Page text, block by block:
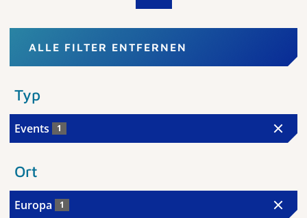
ALLE FILTER ENTFERNEN
Typ
Events 1
Ort
Europa 1